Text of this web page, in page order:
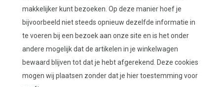
makkelijker kunt bezoeken. Op deze manier hoef je
bijvoorbeeld niet steeds opnieuw dezelfde informatie in
te voeren bij een bezoek aan onze site en is het onder
andere mogelijk dat de artikelen in je winkelwagen
bewaard blijven tot dat je hebt afgerekend. Deze cookies
mogen wij plaatsen zonder dat je hier toestemming voor